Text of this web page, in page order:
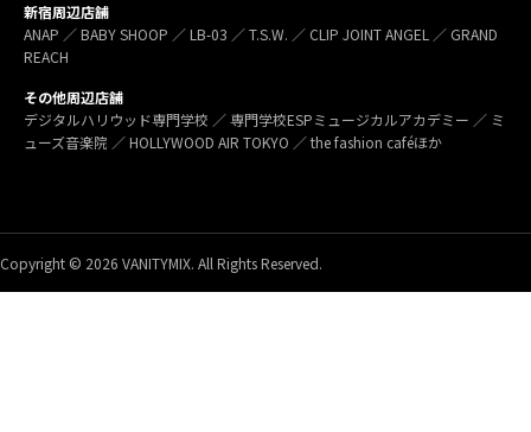
新宿周辺店舗
ANAP ／ BABY SHOOP ／ LB-03 ／ T.S.W. ／ CLIP JOINT ANGEL ／ GRAND
REACH
その他周辺店舗
デジタルハリウッド専門学校 ／ 専門学校ESPミュージカルアカデミー ／ ミ
ューズ音楽院 ／ HOLLYWOOD AIR TOKYO ／ the fashion caféほか
Copyright © 2026 VANITYMIX. All Rights Reserved.